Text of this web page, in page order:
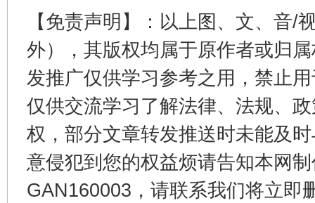
【免责声明】：以上图、文、音/
外），其版权均属于原作者或归
发推广仅供学习参考之用，禁止
仅供交流学习了解法律、法规、
权，部分文章转发推送时未能及
意侵犯到您的权益烦请告知本网
GAN160003，请联系我们将立即
“刷贴”乱象丛生
生